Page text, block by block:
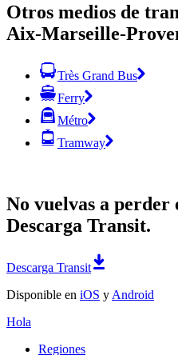
Otros medios de
Aix-Marseille-
Très Grand Bus
Ferry
Métro
Tramway
No vuelvas a perder
Descarga Transit.
Descarga Transit
Disponible en iOS y Android
Hola
Regiones